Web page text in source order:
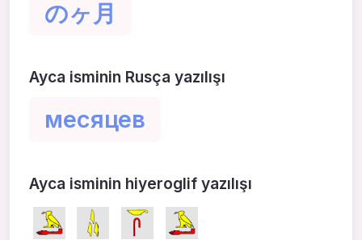
のヶ月
Ayca isminin Rusça yazılışı
месяцев
Ayca isminin hiyeroglif yazılışı